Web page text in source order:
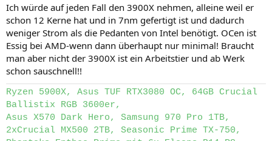
7. Wann möchtest du den PC kaufen? Möglichst sofort oder
kannst du noch ein paar Wochen/Monate warten?
…
8. Möchtest du den PC selbst zusammenbauen oder
zusammenbauen lassen (vom Shop oder von freiwilligen
Helfern)?
…
Ich würde auf jeden Fall den 3900X nehmen, alleine weil er
schon 12 Kerne hat und in 7nm gefertigt ist und dadurch
weniger Strom als die Pedanten von Intel benötigt. OCen ist
Essig bei AMD-wenn dann überhaupt nur minimal! Braucht
man aber nicht der 3900X ist ein Arbeitstier und ab Werk
schon sauschnell!!
Ryzen 5900X, Asus TUF RTX3080 OC, 64GB Crucial
Ballistix RGB 3600er,
Asus X570 Dark Hero, Samsung 970 Pro 1TB,
2xCrucial MX500 2TB, Seasonic Prime TX-750,